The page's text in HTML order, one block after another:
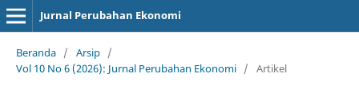
Jurnal Perubahan Ekonomi
Beranda / Arsip /
Vol 10 No 6 (2026): Jurnal Perubahan Ekonomi / Artikel